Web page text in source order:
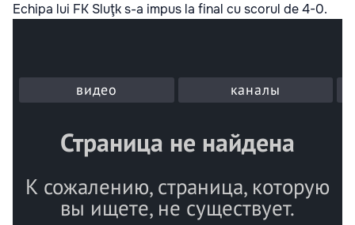
Echipa lui FK Sluţk s-a impus la final cu scorul de 4-0.